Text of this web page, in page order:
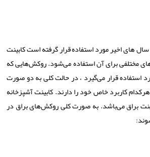
های اخیر مورد استفاده قرار گرفته است کابینت
مختلفی برای آن استفاده می‌شود. روکشهایی که
استفاده قرار می‌گیرد ، در حالت کلی به دو صورت
کاربرد خاص خود را دارند. کابینت آشپزخانه
براق می‌باشد. به صورت کلی روکشهای براق در